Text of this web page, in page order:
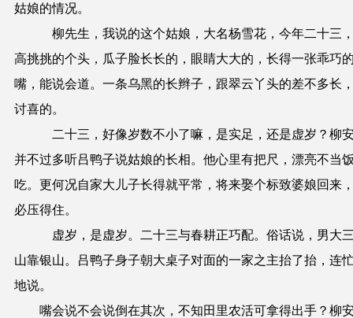
姑娘的情况。
柳先生，我说的这个姑娘，大名杨雪花，今年二十三
高挑挑的个头，瓜子脸长长的，眼睛大大的，长得一张乖巧
嘴，能说会道。一条乌黑的长辫子，跟翠云丫头的差不多长
讨喜的。
二十三，好像岁数不小了嘛，是实足，还是虚岁？柳
并不过多听吕鸭子说姑娘的长相。他心里有把尺，漂亮不当
吃。更何况自家大儿子长得就平常，将来娶个标致婆娘回来
必压得住。
虚岁，是虚岁。二十三与春耕正巧配。俗话说，男大
山靠银山。吕鸭子身子朝大桌子对面的一家之主抬了抬，连
地说。
嘴会说不会说倒在其次，不知田里农活可拿得出手？柳